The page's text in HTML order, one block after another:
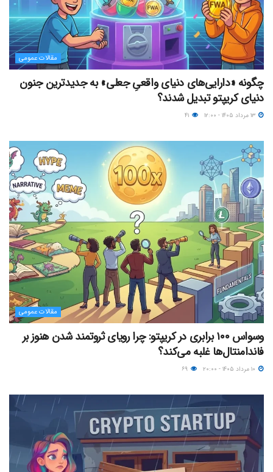
مقالات عمومی
چگونه «دارایی‌های دنیای واقعیِ جعلی» به جدیدترین جنون
دنیای کریپتو تبدیل شدند؟
مقالات عمومی
وسواس ۱۰۰ برابری در کریپتو: چرا رویای ثروتمند شدن هنوز بر
فاندامنتال‌ها غلبه می‌کند؟